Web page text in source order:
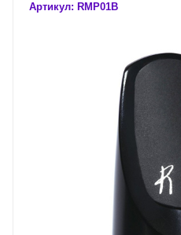
Артикул: RMP01B